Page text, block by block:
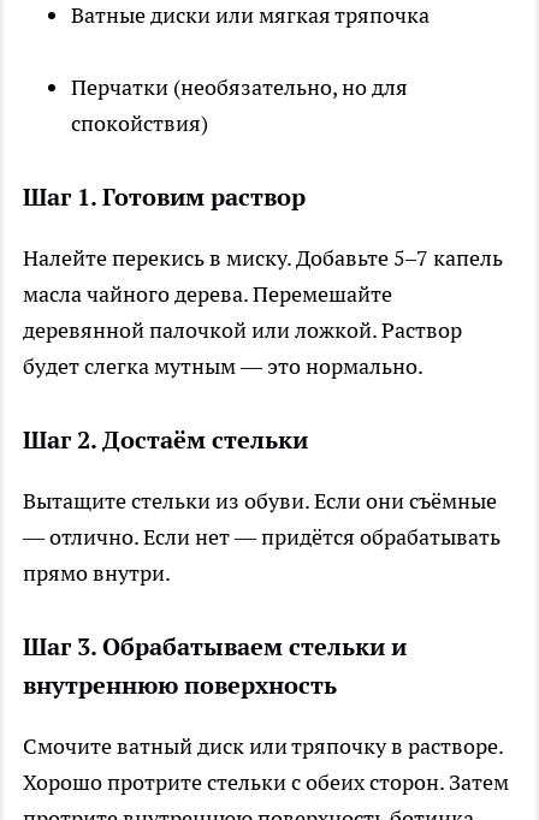
Ватные диски или мягкая тряпочка
Перчатки (необязательно, но для
спокойствия)
Шаг 1. Готовим раствор
Налейте перекись в миску. Добавьте 5–7 капель
масла чайного дерева. Перемешайте
деревянной палочкой или ложкой. Раствор
будет слегка мутным — это нормально.
Шаг 2. Достаём стельки
Вытащите стельки из обуви. Если они съёмные
— отлично. Если нет — придётся обрабатывать
прямо внутри.
Шаг 3. Обрабатываем стельки и
внутреннюю поверхность
Смочите ватный диск или тряпочку в растворе.
Хорошо протрите стельки с обеих сторон. Затем